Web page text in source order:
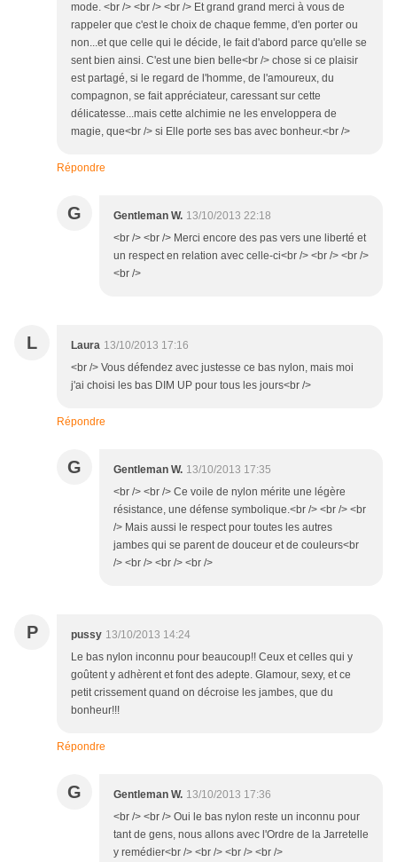
mode. <br /> <br /> <br /> Et grand grand merci à vous de
rappeler que c'est le choix de chaque femme, d'en porter ou
non...et que celle qui le décide, le fait d'abord parce qu'elle se
sent bien ainsi. C'est une bien belle<br /> chose si ce plaisir
est partagé, si le regard de l'homme, de l'amoureux, du
compagnon, se fait appréciateur, caressant sur cette
délicatesse...mais cette alchimie ne les enveloppera de
magie, que<br /> si Elle porte ses bas avec bonheur.<br />
Répondre
G Gentleman W. 13/10/2013 22:18
<br /> <br /> Merci encore des pas vers une liberté et
un respect en relation avec celle-ci<br /> <br /> <br />
<br />
L Laura 13/10/2013 17:16
<br /> Vous défendez avec justesse ce bas nylon, mais moi
j'ai choisi les bas DIM UP pour tous les jours<br />
Répondre
G Gentleman W. 13/10/2013 17:35
<br /> <br /> Ce voile de nylon mérite une légère
résistance, une défense symbolique.<br /> <br /> <br
/> Mais aussi le respect pour toutes les autres
jambes qui se parent de douceur et de couleurs<br
/> <br /> <br /> <br />
P pussy 13/10/2013 14:24
Le bas nylon inconnu pour beaucoup!! Ceux et celles qui y
goûtent y adhèrent et font des adepte. Glamour, sexy, et ce
petit crissement quand on décroise les jambes, que du
bonheur!!!
Répondre
G Gentleman W. 13/10/2013 17:36
<br /> <br /> Oui le bas nylon reste un inconnu pour
tant de gens, nous allons avec l'Ordre de la Jarretelle
y remédier<br /> <br /> <br /> <br />